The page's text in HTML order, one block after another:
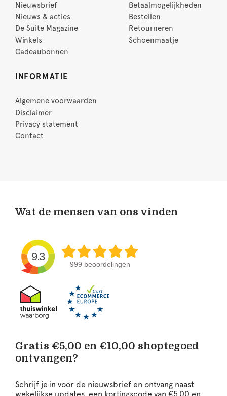
Nieuwsbrief
Nieuws & acties
De Suite Magazine
Winkels
Cadeaubonnen
Betaalmogelijkheden
Bestellen
Retourneren
Schoenmaatje
INFORMATIE
Algemene voorwaarden
Disclaimer
Privacy statement
Contact
Wat de mensen van ons vinden
9.3
999 beoordelingen
Gratis €5,00 en €10,00 shoptegoed
ontvangen?
Schrijf je in voor de nieuwsbrief en ontvang naast